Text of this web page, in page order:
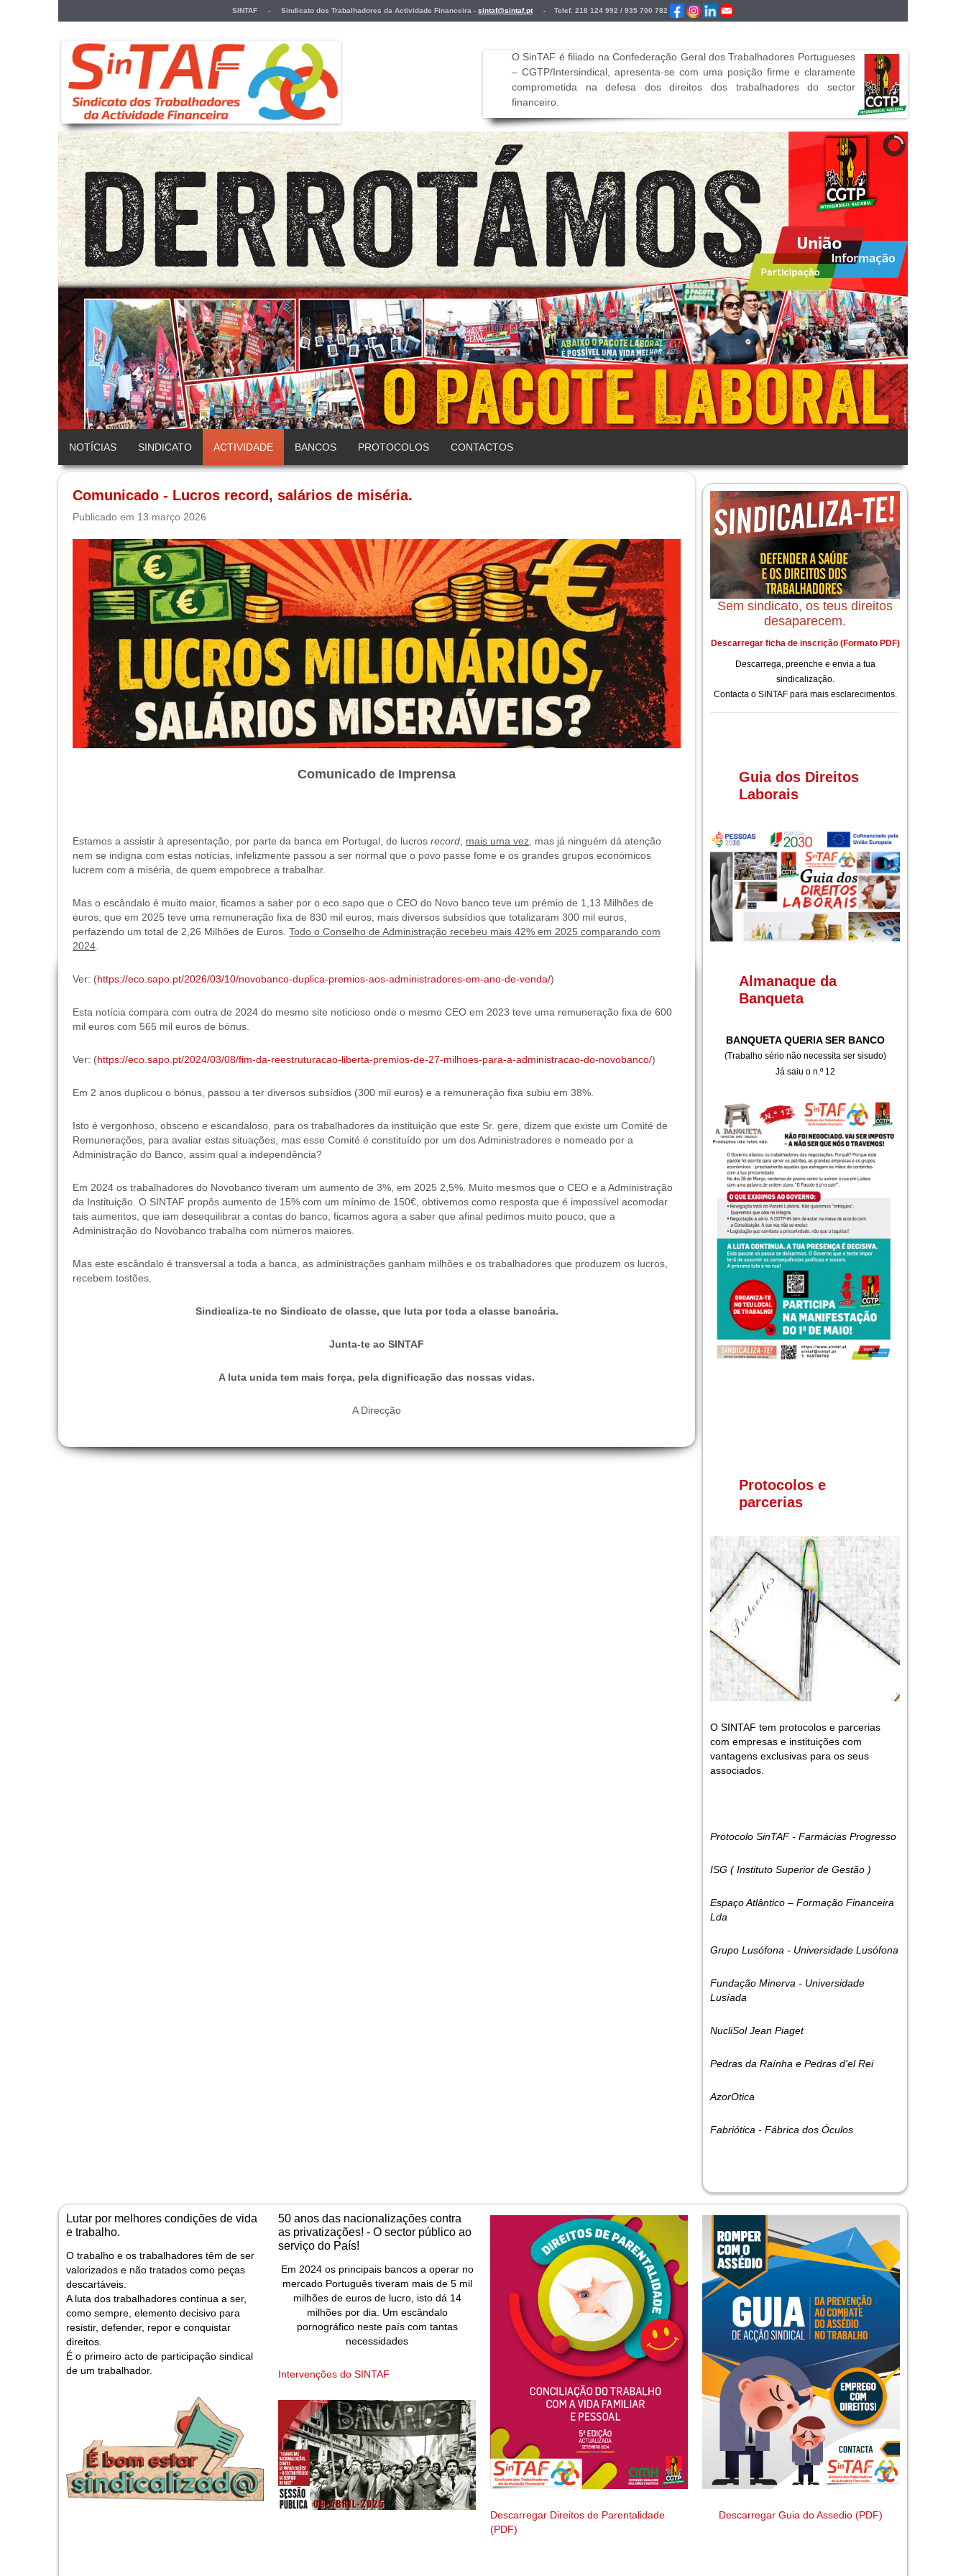
SINTAF - Sindicato dos Trabalhadores da Actividade Financeira - sintaf@sintaf.pt- Telef. 218 124 992 / 935 700 782
O SinTAF é filiado na Confederação Geral dos Trabalhadores Portugueses
– CGTP/Intersindical, apresenta-se com uma posição firme e claramente
comprometida na defesa dos direitos dos trabalhadores do sector
financeiro.
NOTÍCIAS SINDICATO ACTIVIDADE BANCOS PROTOCOLOS CONTACTOS
Comunicado - Lucros record, salários de miséria.
Publicado em 13 março 2026
Comunicado de Imprensa
Estamos a assistir à apresentação, por parte da banca em Portugal, de lucrosrecord, mais uma vez, mas já ninguém dá atenção
nem se indigna com estas notícias, infelizmente passou a ser normal que o povo passe fome e os grandes grupos económicos
lucrem com a miséria, de quem empobrece a trabalhar.
Mas o escândalo é muito maior, ficamos a saber por o eco.sapo que o CEO do Novo banco teve um prémio de 1,13 Milhões de
euros, que em 2025 teve uma remuneração fixa de 830 mil euros, mais diversos subsídios que totalizaram 300 mil euros,
perfazendo um total de 2,26 Milhões de Euros.Todo o Conselho de Administração recebeu mais 42% em 2025 comparando com
2024.
Ver: (https://eco.sapo.pt/2026/03/10/novobanco-duplica-premios-aos-administradores-em-ano-de-venda/)
Esta notícia compara com outra de 2024 do mesmo site noticioso onde o mesmo CEO em 2023 teve uma remuneração fixa de 600
mil euros com 565 mil euros de bónus.
Ver: (https://eco.sapo.pt/2024/03/08/fim-da-reestruturacao-liberta-premios-de-27-milhoes-para-a-administracao-do-novobanco/)
Em 2 anos duplicou o bónus, passou a ter diversos subsídios (300 mil euros) e a remuneração fixa subiu em 38%.
Isto é vergonhoso, obsceno e escandaloso, para os trabalhadores da instituição que este Sr. gere, dizem que existe um Comité de
Remunerações, para avaliar estas situações, mas esse Comité é constituído por um dos Administradores e nomeado por a
Administração do Banco, assim qual a independência?
Em 2024 os trabalhadores do Novobanco tiveram um aumento de 3%, em 2025 2,5%. Muito mesmos que o CEO e a Administração
da Instituição. O SINTAF propôs aumento de 15% com um mínimo de 150€, obtivemos como resposta que é impossível acomodar
tais aumentos, que iam desequilibrar a contas do banco, ficamos agora a saber que afinal pedimos muito pouco, que a
Administração do Novobanco trabalha com números maiores.
Mas este escândalo é transversal a toda a banca, as administrações ganham milhões e os trabalhadores que produzem os lucros,
recebem tostões.
Sindicaliza-te no Sindicato de classe, que luta por toda a classe bancária.
Junta-te ao SINTAF
A luta unida tem mais força, pela dignificação das nossas vidas.
A Direcção
Sem sindicato, os teus direitos
desaparecem.
Descarregar ficha de inscrição (Formato PDF)
Descarrega, preenche e envia a tua
sindicalização.
Contacta o SINTAF para mais esclarecimentos.
Guia dos Direitos
Laborais
Almanaque da
Banqueta
BANQUETA QUERIA SER BANCO
(Trabalho sério não necessita ser sisudo)
Já saiu o n.º 12
Protocolos e
parcerias
O SINTAF tem protocolos e parcerias
com empresas e instituições com
vantagens exclusivas para os seus
associados.
Protocolo SinTAF - Farmácias Progresso
ISG ( Instituto Superior de Gestão )
Espaço Atlântico – Formação Financeira
Lda
Grupo Lusófona - Universidade Lusófona
Fundação Minerva - Universidade
Lusíada
NucliSol Jean Piaget
Pedras da Raínha e Pedras d'el Rei
AzorOtica
Fabriótica - Fábrica dos Óculos
Lutar por melhores condições de vida
e trabalho.
O trabalho e os trabalhadores têm de ser
valorizados e não tratados como peças
descartáveis.
A luta dos trabalhadores continua a ser,
como sempre, elemento decisivo para
resistir, defender, repor e conquistar
direitos.
É o primeiro acto de participação sindical
de um trabalhador.
50 anos das nacionalizações contra
as privatizações! - O sector público ao
serviço do País!
Em 2024 os principais bancos a operar no
mercado Português tiveram mais de 5 mil
milhões de euros de lucro, isto dá 14
milhões por dia. Um escândalo
pornográfico neste país com tantas
necessidades
Intervenções do SINTAF
Descarregar Direitos de Parentalidade
(PDF)
Descarregar Guia do Assedio (PDF)